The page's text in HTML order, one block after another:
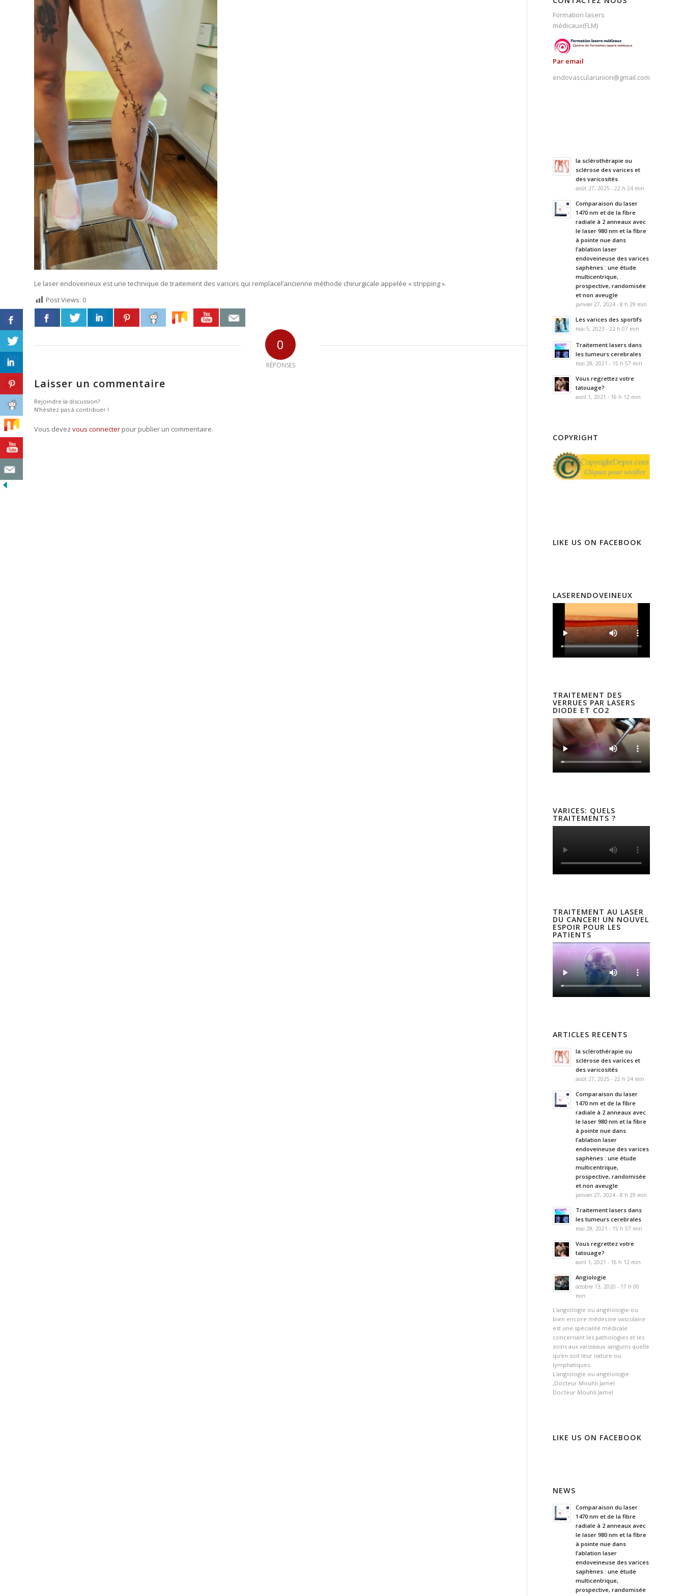
Le laser endoveineux est une technique de traitement des varices qui remplacel’ancienne méthode chirurgicale appelée « stripping ».
Post Views: 0
0
RÉPONSES
Laisser un commentaire
Rejoindre la discussion?
N’hésitez pas à contribuer !
Vous devez vous connecter pour publier un commentaire.
Formation lasers
médicaux(FLM)
Par email
endovascularunion@gmail.com
la sclérothérapie ou
sclérose des varices et
des varicosités
août 27, 2025 - 22 h 24 min
Comparaison du laser
1470 nm et de la fibre
radiale à 2 anneaux avec
le laser 980 nm et la fibre
à pointe nue dans
l’ablation laser
endoveineuse des varices
saphènes : une étude
multicentrique,
prospective, randomisée
et non aveugle
janvier 27, 2024 - 8 h 29 min
Les varices des sportifs
mai 5, 2023 - 22 h 07 min
Traitement lasers dans
les tumeurs cerebrales
mai 28, 2021 - 15 h 57 min
Vous regrettez votre
tatouage?
avril 1, 2021 - 16 h 12 min
COPYRIGHT
LIKE US ON FACEBOOK
LASERENDOVEINEUX
TRAITEMENT DES
VERRUES PAR LASERS
DIODE ET CO2
VARICES: QUELS
TRAITEMENTS ?
TRAITEMENT AU LASER
DU CANCER! UN NOUVEL
ESPOIR POUR LES
PATIENTS
ARTICLES RECENTS
la sclérothérapie ou
sclérose des varices et
des varicosités
août 27, 2025 - 22 h 24 min
Comparaison du laser
1470 nm et de la fibre
radiale à 2 anneaux avec
le laser 980 nm et la fibre
à pointe nue dans
l’ablation laser
endoveineuse des varices
saphènes : une étude
multicentrique,
prospective, randomisée
et non aveugle
janvier 27, 2024 - 8 h 29 min
Traitement lasers dans
les tumeurs cerebrales
mai 28, 2021 - 15 h 57 min
Vous regrettez votre
tatouage?
avril 1, 2021 - 16 h 12 min
Angiologie
octobre 13, 2020 - 17 h 00
min
L’angiologie ou angéiologie ou
bien encore médecine vasculaire
est une spécialité médicale
concernant les pathologies et les
soins aux vaisseaux sanguins quelle
qu’en soit leur nature ou
lymphatiques.
L’angiologie ou angéiologie
,Docteur Mouhli Jamel
Docteur Mouhli Jamel
LIKE US ON FACEBOOK
NEWS
Comparaison du laser
1470 nm et de la fibre
radiale à 2 anneaux avec
le laser 980 nm et la fibre
à pointe nue dans
l’ablation laser
endoveineuse des varices
saphènes : une étude
multicentrique,
prospective, randomisée